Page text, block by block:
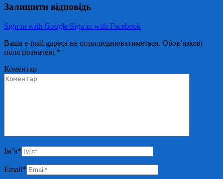
Залишити відповідь
Sign in with Google Sign in with Facebook
Ваша e-mail адреса не оприлюднюватиметься. Обов’язкові
поля позначені *
Коментар
Ім’я*
Email*